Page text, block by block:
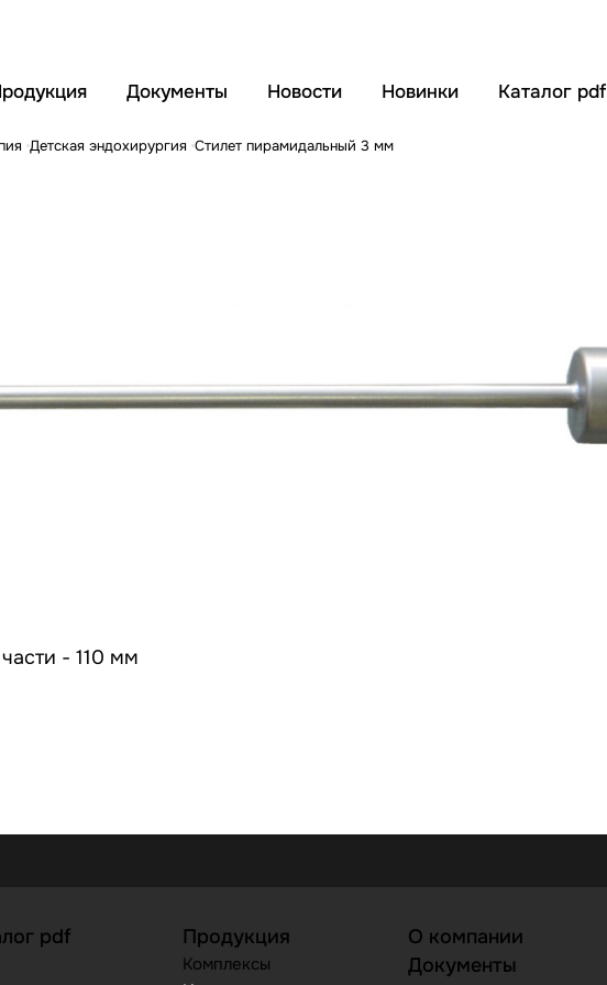
Документы Новости Новинки Каталог pdf
Детская эндохирургия Стилет пирамидальный 3 мм
- 110 мм
pdf Продукция
Комплексы
О компании
Документы